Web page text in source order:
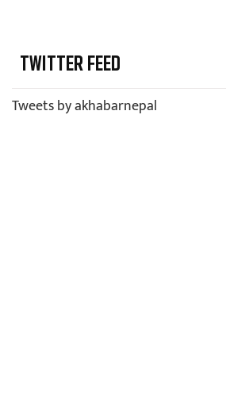
TWITTER FEED
Tweets by akhabarnepal